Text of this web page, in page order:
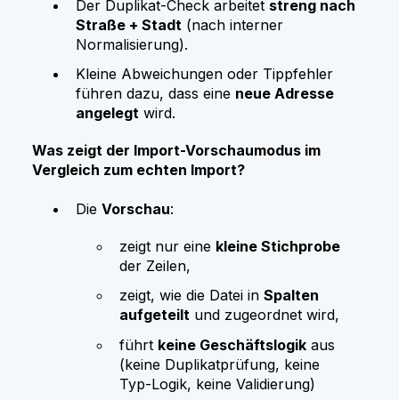
Der Duplikat-Check arbeitet streng nach
Straße + Stadt (nach interner
Normalisierung).
Kleine Abweichungen oder Tippfehler
führen dazu, dass eine neue Adresse
angelegt wird.
Was zeigt der Import-Vorschaumodus im
Vergleich zum echten Import?
Die Vorschau:
zeigt nur eine kleine Stichprobe
der Zeilen,
zeigt, wie die Datei in Spalten
aufgeteilt und zugeordnet wird,
führt keine Geschäftslogik aus
(keine Duplikatprüfung, keine
Typ-Logik, keine Validierung)